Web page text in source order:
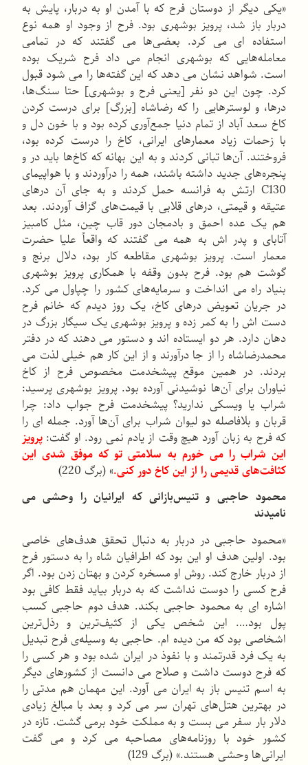
«یکی دیگر از دوستان فرح که با آمدن او به دربار، پایش به
دربار باز شد، پرویز بوشهری بود. فرح از وجود او همه نوع
استفاده ای می کرد. بعضی‌ها می گفتند که در تمامی
معامله‌هایی که بوشهری انجام می داد فرح شریک بوده
است. شواهد نشان می دهد که این گفته‌ها را می شود قبول
کرد. چون این دو نفر [یعنی فرح و بوشهری] حتا سنگ‌ها،
درها، و لوسترهایی را که رضاشاه [بزرگ] برای درست کردن
کاخ سعد آباد از تمام دنیا جمع‌آوری کرده بود و با خون دل و
با زحمات زیاد معمارهای ایرانی، کاخ را درست کرده بود،
فروختند. آن‌ها تبانی کردند و به این بهانه که کاخ‌ها باید در و
پنجره‌های جدید داشته باشند، همه را درآوردند و با هواپیمای
C130 ارتش به فرانسه حمل کردند و به جای آن درهای
عتیقه و قیمتی، درهای قلابی با قیمت‌های گزاف آوردند. بعد
هم یک عده احمق و بادمجان دور قاب چین، مثل کامبیز
آتابای و پدر اش به همه می گفتند که واقعاً علیا حضرت
معمار است. پرویز بوشهری مقاطعه کار بود، دلال برنج و
گوشت هم بود. فرح بدون وقفه با همکاری پرویز بوشهری
بنیاد راه می انداخت و سرمایه‌های کشور را چپاول می کرد.
در جریان تعویض درهای کاخ، یک روز دیدم که خانم فرح
دست اش را به کمر زده و پرویز بوشهری یک سیگار بزرگ در
دهان دارد. هر دو ایستاده اند و دستور می دهند که در دفتر
محمدرضاشاه را از جا درآورند و از این کار هم خیلی لذت می
بردند. در همین موقع پیشخدمت مخصوص فرح از کاخ
نیاوران برای آن‌ها نوشیدنی آورده بود. پرویز بوشهری پرسید:
شراب یا ویسکی ندارید؟ پیشخدمت فرح جواب داد: چرا
قربان و بلافاصله دو لیوان شراب برای آن‌ها آورد. جمله ای را
که فرح به زبان آورد هیچ وقت از یادم نمی رود. او گفت: پرویز
این شراب را می خورم به سلامتی تو که موفق شدی این
کثافت‌های قدیمی را از این کاخ دور کنی.» (برگ 220)
محمود حاجبی و تنیس‌بازانی که ایرانیان را وحشی می
نامیدند
«محمود حاجبی در دربار به دنبال تحقق هدف‌های خاصی
بود. اولین هدف او این بود که اطرافیان شاه را به دستور فرح
از دربار خارج کند. روش او مسخره کردن و بهتان زدن بود. اگر
فرح کسی را دوست نداشت که به دربار بیاید فقط کافی بود
اشاره ای به محمود حاجبی بکند. هدف دوم حاجبی کسب
پول بود…. این شخص یکی از کثیف‌ترین و رذل‌ترین
اشخاصی بود که من دیده ام. حاجبی به وسیله‌ی فرح تبدیل
به یک فرد قدرتمند و با نفوذ در ایران شده بود و هر کسی را
که فرح دوست داشت و صلاح می دانست از کشورهای دیگر
به اسم تنیس باز به ایران می آورد. این مهمان هم مدتی را
در بهترین هتل‌های تهران سر می کرد و بعد با مبالغ زیادی
دلار بار سفر می بست و به مملکت خود برمی گشت. تازه در
کشور خود با روزنامه‌های مصاحبه می کرد و می گفت
ایرانی‌ها وحشی هستند.» (برگ 129)